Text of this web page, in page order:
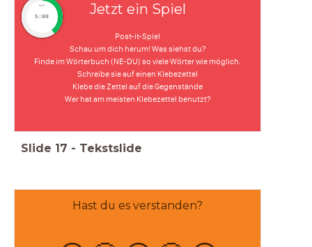
Jetzt ein Spiel
Post-it-Spiel
Schau um dich herum! Was siehst du?
Finde im Wörterbuch (NE-DU) so viele Wörter wie möglich.
Schreibe sie auf einen Klebezettel
Klebe die Zettel auf die Gegenstände
Wer hat am meisten Klebezettel benutzt?
timer
5:00
Slide 17 - Tekstslide
Hast du es verstanden?